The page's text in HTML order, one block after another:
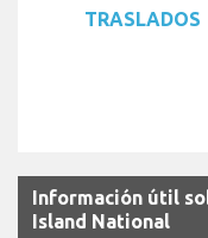
TRASLADOS
Información útil
Island National